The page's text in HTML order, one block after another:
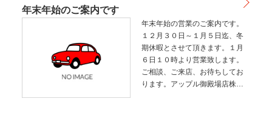
い、上がるはい…
年末年始のご案内です
年末年始の営業のご案内です。
１２月３０日～１月５日迄、冬
期休暇とさせて頂きます。１月
６日１０時より営業致します。
ご相談、ご来店、お待ちしてお
ります。アップル御殿場店株式